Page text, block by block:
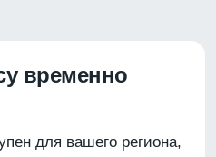
временно
для вашего региона,